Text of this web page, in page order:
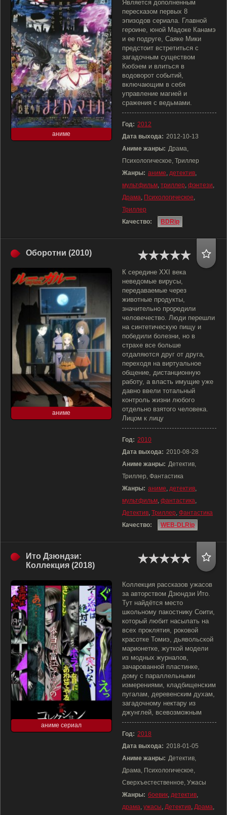
аниме
Является дополненным
пересказом первых 8
эпизодов сериала. Главной
героине, юной Мадоке Канамэ
и ее подруге, Саяке Мики
предстоит встретиться с
загадочным существом
Кюбэем и влиться в
водоворот событий,
включающим в себя
управление магией и
сражения с ведьмами.
Год: 2012
Дата выхода: 2012-10-13
Аниме жанры: Драма,
Психологическое, Триллер
Жанры: аниме, детектив,
мультфильм, триллер, фэнтези,
Драма, Психологическое,
Триллер
Качество:
BDRip
Оборотни (2010)
аниме
К середине XXI века
неведомые вирусы,
передаваемые через
животные продукты,
значительно проредили
человечество. Люди перешли
на синтетическую пищу и
победили болезни, но в
страхе все больше
отдаляются друг от друга,
переходя на виртуальное
общение, дистанционную
работу, а власть имущие уже
давно ввели тотальный
контроль жизни любого
отдельно взятого человека.
Лицом к лицу
Год: 2010
Дата выхода: 2010-08-28
Аниме жанры: Детектив,
Триллер, Фантастика
Жанры: аниме, детектив,
мультфильм, фантастика,
Детектив, Триллер, Фантастика
Качество:
WEB-DLRip
Ито Дзюндзи:
Коллекция (2018)
аниме сериал
Коллекция рассказов ужасов
за авторством Дзюндзи Ито.
Тут найдётся место
школьному пакостнику Соити,
который любит насылать на
всех проклятия, роковой
красотке Томиэ, дьявольской
марионетке, жуткой модели
из модных журналов,
зачарованной пластинке,
дому с параллельными
измерениями, кладбищенским
пугалам, деревенским духам,
загадочному нектару из
джунглей, всевозможным
Год: 2018
Дата выхода: 2018-01-05
Аниме жанры: Детектив,
Драма, Психологическое,
Сверхъестественное, Ужасы
Жанры: боевик, детектив,
драма, ужасы, Детектив, Драма,